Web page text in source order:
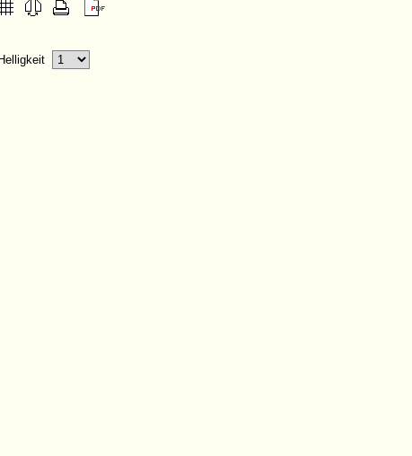
Helligkeit